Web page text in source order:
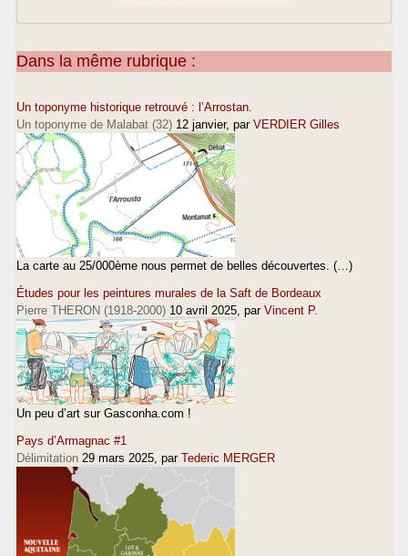
Dans la même rubrique :
Un toponyme historique retrouvé : l’Arrostan.
Un toponyme de Malabat (32) 12 janvier, par VERDIER Gilles
La carte au 25/000ème nous permet de belles découvertes. (…)
Études pour les peintures murales de la Saft de Bordeaux
Pierre THERON (1918-2000) 10 avril 2025 , par Vincent P.
Un peu d’art sur Gasconha.com !
Pays d’Armagnac #1
Délimitation 29 mars 2025 , par Tederic MERGER